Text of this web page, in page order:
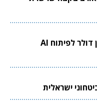
Limitless Labs גייסה 20 מיליון דולר לפיתוח AI